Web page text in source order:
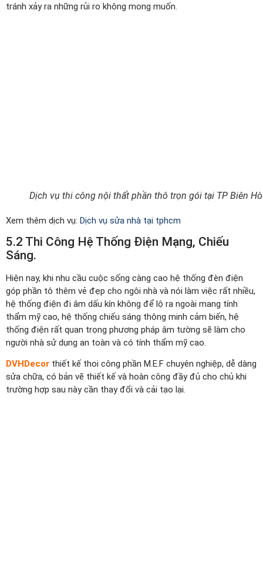
tránh xảy ra những rủi ro không mong muốn.
Dịch vụ thi công nội thất phần thô trọn gói tại TP Biên
Xem thêm dịch vụ: Dịch vụ sửa nhà tại tphcm
5.2 Thi Công Hệ Thống Điện Mạng, Chiếu
Sáng.
Hiện nay, khi nhu cầu cuộc sống càng cao hệ thống đèn điện
góp phần tô thêm vẻ đẹp cho ngôi nhà và nói làm việc rất nhiều,
hệ thống điện đi âm dấu kín không để lộ ra ngoài mang tính
thẩm mỹ cao, hệ thống chiếu sáng thông minh cảm biến, hệ
thống điện rất quan trọng phương pháp âm tường sẽ làm cho
người nhà sử dụng an toàn và có tính thẩm mỹ cao.
DVHDecor thiết kế thoi công phần M.E.F chuyên nghiệp, dễ dàng
sửa chữa, có bản vẽ thiết kế và hoàn công đầy đủ cho chủ khi
trường hợp sau này cần thay đổi và cải tạo lại.